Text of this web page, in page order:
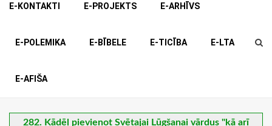
E-KONTAKTI E-PROJEKTS E-ARHĪVS
E-POLEMIKA E-BĪBELE E-TICĪBA E-LTA
E-AFIŠA
282. Kādēļ pievienot Svētajai Lūgšanai vārdus "kā arī